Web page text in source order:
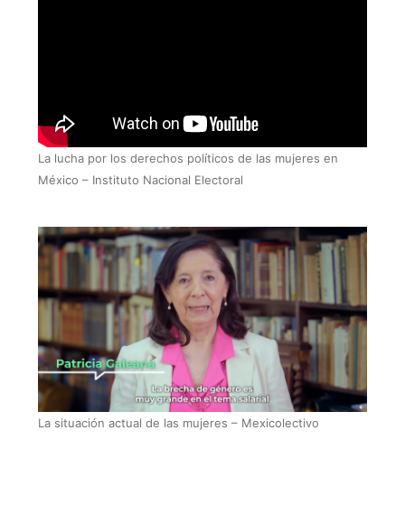
La lucha por los derechos políticos de las mujeres en
México – Instituto Nacional Electoral
La situación actual de las mujeres – Mexicolectivo